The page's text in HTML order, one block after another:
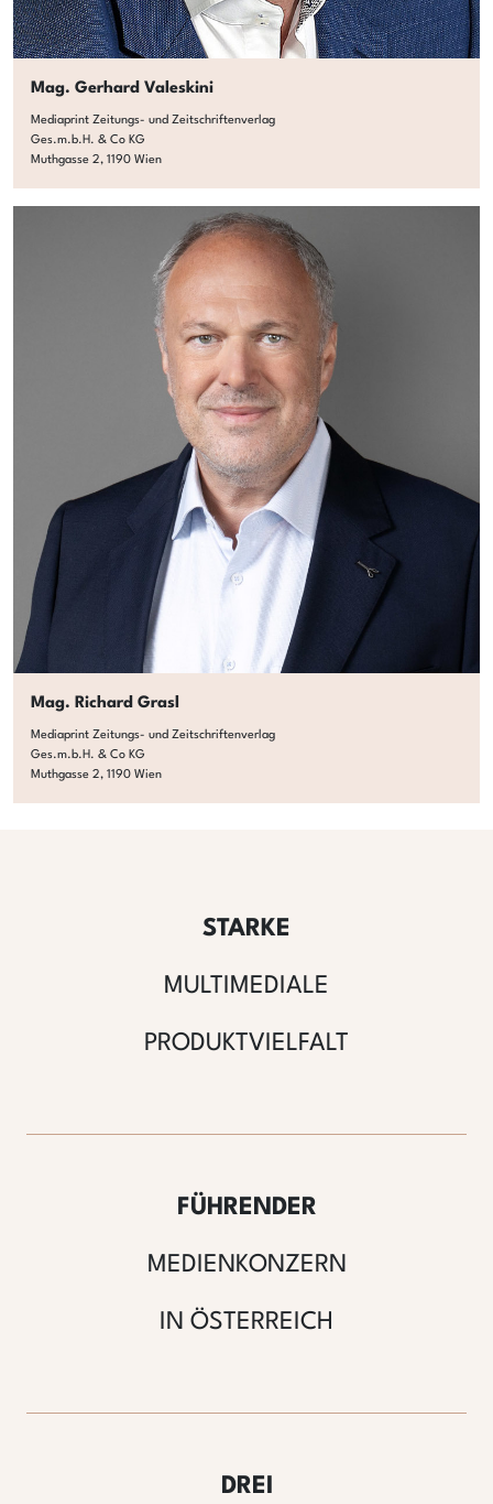
Mag. Gerhard Valeskini
Mediaprint Zeitungs- und Zeitschriftenverlag
Ges.m.b.H. & Co KG
Muthgasse 2, 1190 Wien
Mag. Richard Grasl
Mediaprint Zeitungs- und Zeitschriftenverlag
Ges.m.b.H. & Co KG
Muthgasse 2, 1190 Wien
STARKE
MULTIMEDIALE
PRODUKTVIELFALT
FÜHRENDER
MEDIENKONZERN
IN ÖSTERREICH
DREI